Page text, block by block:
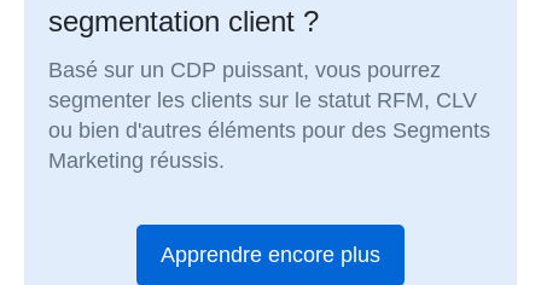
segmentation client ?
Basé sur un CDP puissant, vous pourrez
segmenter les clients sur le statut RFM, CLV
ou bien d'autres éléments pour des Segments
Marketing réussis.
Apprendre encore plus